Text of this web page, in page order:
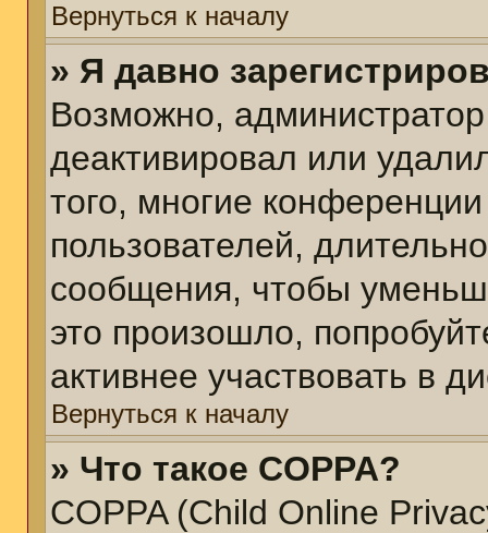
Вернуться к началу
» Я давно
Возможно,
деактивировал или
того, многие
пользователей,
сообщения, чтобы
это произошло,
активнее участвовать в
Вернуться к началу
» Что такое COPPA?
COPPA (Child Online